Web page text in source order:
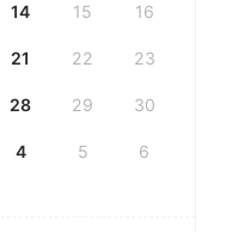
14 15 16
21 22 23
28 29 30
4 5 6